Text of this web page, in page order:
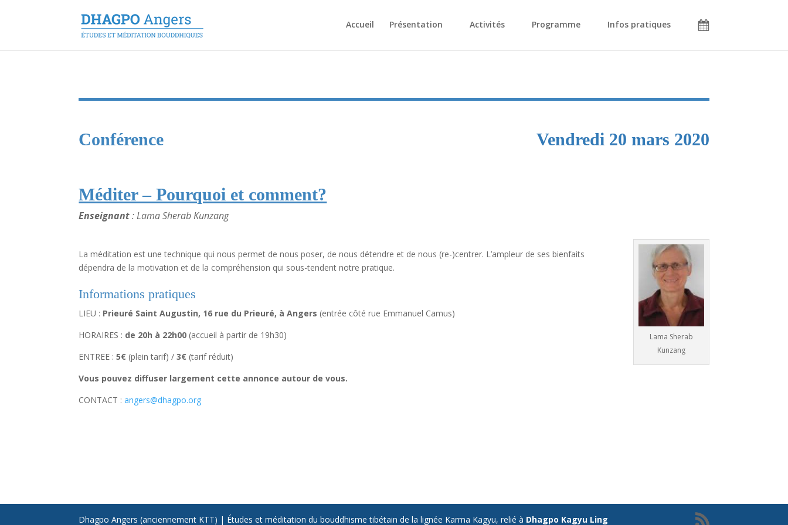
Accueil Présentation Activités Programme Infos pratiques
Conférence Vendredi 20 mars 2020
Méditer – Pourquoi et comment?
Enseignant: Lama Sherab Kunzang
Lama Sherab
Kunzang
La méditation est une technique qui nous permet de nous poser, de nous détendre et de nous (re-)centrer. L’ampleur de ses bienfaits
dépendra de la motivation et de la compréhension qui sous-tendent notre pratique.
Informations pratiques
LIEU : Prieuré Saint Augustin, 16 rue du Prieuré, à Angers (entrée côté rue Emmanuel Camus)
HORAIRES : de 20h à 22h00 (accueil à partir de 19h30)
ENTREE :5€ (plein tarif) / 3€ (tarif réduit)
Vous pouvez diffuser largement cette annonce autour de vous.
CONTACT :angers@dhagpo.org
Dhagpo Angers (anciennement KTT) | Études et méditation du bouddhisme tibétain de la lignée Karma Kagyu, relié à Dhagpo Kagyu Ling